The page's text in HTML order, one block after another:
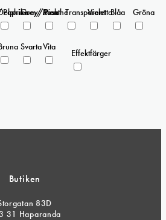
Menthe
Grey/Pink
Rosa Transparent
ViolettaBlåa Gröna
SvartaVita
Effektfärger
Butiken
83D
31 Haparanda